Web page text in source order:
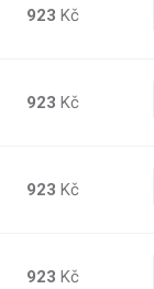
923 Kč
923 Kč
923 Kč
923 Kč